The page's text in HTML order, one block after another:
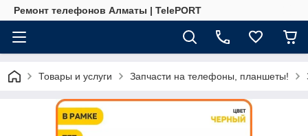
Ремонт телефонов Алматы | TelePORT
Товары и услуги Запчасти на телефоны, планшеты!